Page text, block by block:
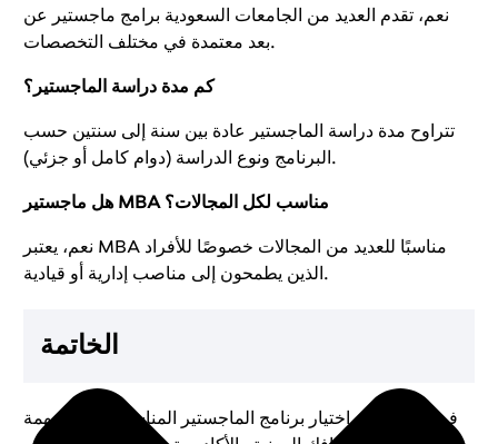
نعم، تقدم العديد من الجامعات السعودية برامج ماجستير عن
بعد معتمدة في مختلف التخصصات.
كم مدة دراسة الماجستير؟
تتراوح مدة دراسة الماجستير عادة بين سنة إلى سنتين حسب
البرنامج ونوع الدراسة (دوام كامل أو جزئي).
هل ماجستير MBA مناسب لكل المجالات؟
نعم، يعتبر MBA مناسبًا للعديد من المجالات خصوصًا للأفراد
الذين يطمحون إلى مناصب إدارية أو قيادية.
الخاتمة
في النهاية، يعد اختيار برنامج الماجستير المناسب خطوة مهمة